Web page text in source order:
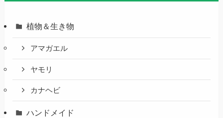
植物＆生き物
アマガエル
ヤモリ
カナヘビ
ハンドメイド